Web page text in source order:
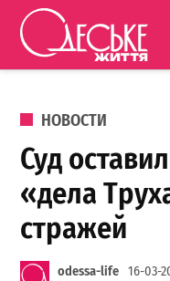
Перейти к содержанию
ОПУБЛИКОВАНО В
НОВОСТИ
Суд
«дела
стражей
odessa-life 16-03-